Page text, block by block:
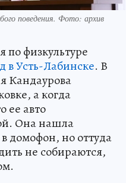
поведения. Фото: архив
по физкультуре
в Усть-Лабинске. В
Кандаурова
а когда
ее авто
Она нашла
домофон, но оттуда
не собираются,